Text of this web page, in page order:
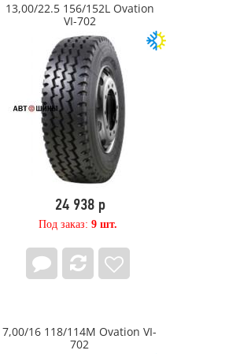
13,00/22.5 156/152L Ovation
VI-702
24 938 р
Под заказ:9 шт.
7,00/16 118/114M Ovation VI-
702